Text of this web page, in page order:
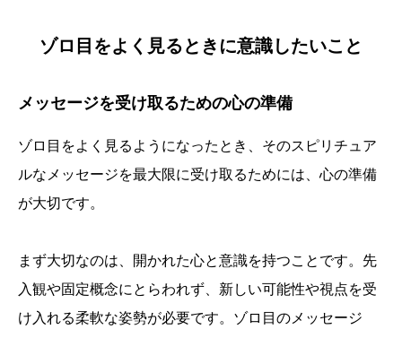
ゾロ目をよく見るときに意識したいこと
メッセージを受け取るための心の準備
ゾロ目をよく見るようになったとき、そのスピリチュア
ルなメッセージを最大限に受け取るためには、心の準備
が大切です。
まず大切なのは、開かれた心と意識を持つことです。先
入観や固定概念にとらわれず、新しい可能性や視点を受
け入れる柔軟な姿勢が必要です。ゾロ目のメッセージ